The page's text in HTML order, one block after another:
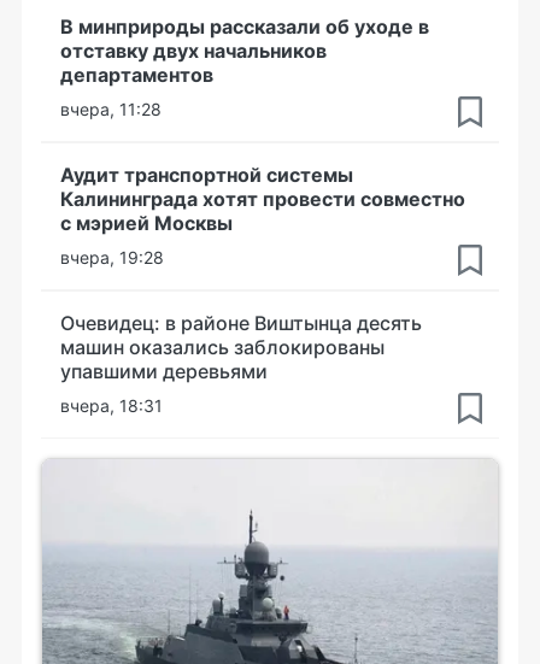
В минприроды рассказали об уходе в
отставку двух начальников
департаментов
вчера, 11:28
Аудит транспортной системы
Калининграда хотят провести совместно
с мэрией Москвы
вчера, 19:28
Очевидец: в районе Виштынца десять
машин оказались заблокированы
упавшими деревьями
вчера, 18:31